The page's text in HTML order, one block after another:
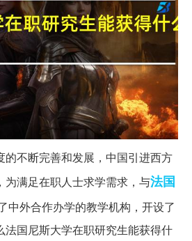
的不断完善和发展，中国引进西方
为满足在职人士求学需求，与法国
中外合作办学的教学机构，开设了
法国尼斯大学在职研究生能获得什